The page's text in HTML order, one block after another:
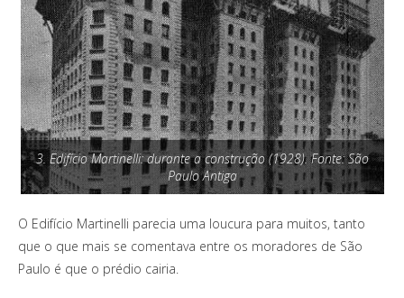
3. Edifício Martinelli: durante a construção (1928). Fonte: São
Paulo Antiga
O Edifício Martinelli parecia uma loucura para muitos, tanto
que o que mais se comentava entre os moradores de São
Paulo é que o prédio cairia.